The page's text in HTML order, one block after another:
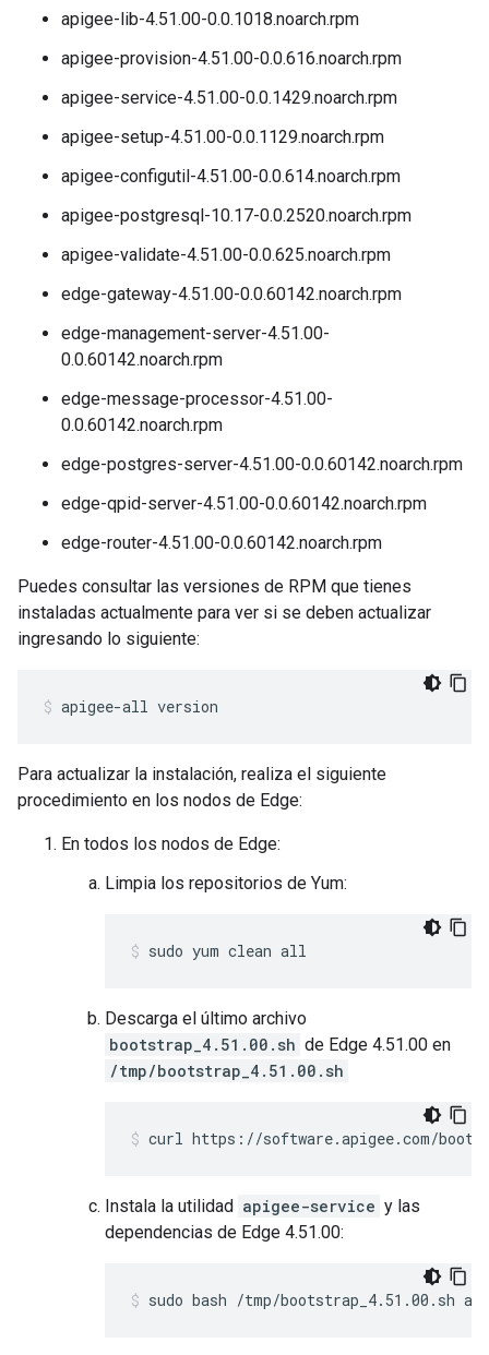
apigee-lib-4.51.00-0.0.1018.noarch.rpm
apigee-provision-4.51.00-0.0.616.noarch.rpm
apigee-service-4.51.00-0.0.1429.noarch.rpm
apigee-setup-4.51.00-0.0.1129.noarch.rpm
apigee-configutil-4.51.00-0.0.614.noarch.rpm
apigee-postgresql-10.17-0.0.2520.noarch.rpm
apigee-validate-4.51.00-0.0.625.noarch.rpm
edge-gateway-4.51.00-0.0.60142.noarch.rpm
edge-management-server-4.51.00-
0.0.60142.noarch.rpm
edge-message-processor-4.51.00-
0.0.60142.noarch.rpm
edge-postgres-server-4.51.00-0.0.60142.noarch.rpm
edge-qpid-server-4.51.00-0.0.60142.noarch.rpm
edge-router-4.51.00-0.0.60142.noarch.rpm
Puedes consultar las versiones de RPM que tienes
instaladas actualmente para ver si se deben actualizar
ingresando lo siguiente:
apigee-all version
Para actualizar la instalación, realiza el siguiente
procedimiento en los nodos de Edge:
En todos los nodos de Edge:
Limpia los repositorios de Yum:
sudo yum clean all
Descarga el último archivo
bootstrap_4.51.00.sh de Edge 4.51.00 en
/tmp/bootstrap_4.51.00.sh
curl https://software.apigee.com/
Instala la utilidad apigee-service y las
dependencias de Edge 4.51.00:
sudo bash /tmp/bootstrap_4.51.00.sh